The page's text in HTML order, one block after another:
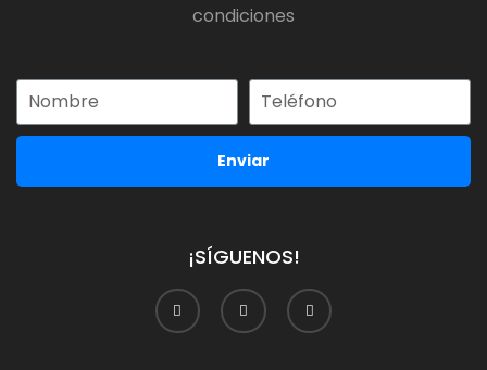
condiciones
Enviar
¡SÍGUENOS!